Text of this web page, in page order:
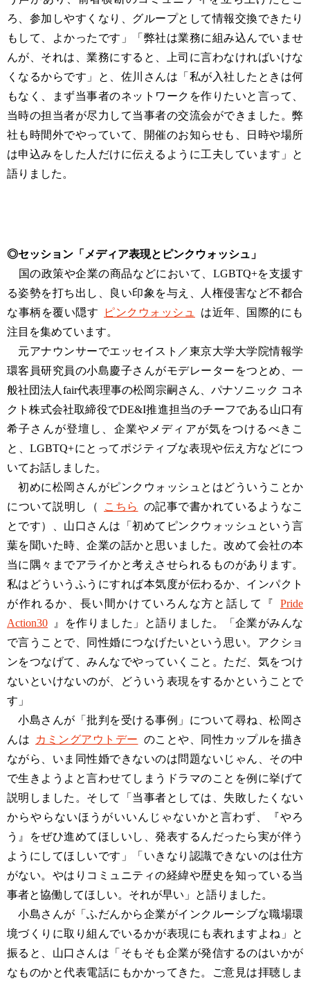
ろ、参加しやすくなり、グループとして情報交換できたり
もして、よかったです」「弊社は業務に組み込んでいませ
んが、それは、業務にすると、上司に言わなければいけな
くなるからです」と、佐川さんは「私が入社したときは何
もなく、まず当事者のネットワークを作りたいと言って、
当時の担当者が尽力して当事者の交流会ができました。弊
社も時間外でやっていて、開催のお知らせも、日時や場所
は申込みをした人だけに伝えるように工夫しています」と
語りました。
◎セッション「メディア表現とピンクウォッシュ」
国の政策や企業の商品などにおいて、LGBTQ+を支援す
る姿勢を打ち出し、良い印象を与え、人権侵害など不都合
な事柄を覆い隠す
ピンクウォッシュ
は近年、国際的にも
注目を集めています。
元アナウンサーでエッセイスト／東京大学大学院情報学
環客員研究員の小島慶子さんがモデレーターをつとめ、一
般社団法人fair代表理事の松岡宗嗣さん、パナソニック コネ
クト株式会社取締役でDE&I推進担当のチーフである山口有
希子さんが登壇し、企業やメディアが気をつけるべきこ
と、LGBTQ+にとってポジティブな表現や伝え方などにつ
いてお話しました。
初めに松岡さんがピンクウォッシュとはどういうことか
について説明し（
こちら
の記事で書かれているようなこ
とです）、山口さんは「初めてピンクウォッシュという言
葉を聞いた時、企業の話かと思いました。改めて会社の本
当に隅々までアライかと考えさせられるものがあります。
私はどういうふうにすれば本気度が伝わるか、インパクト
が作れるか、長い間かけていろんな方と話して『
Pride
Action30
』を作りました」と語りました。「企業がみんな
で言うことで、同性婚につなげたいという思い。アクショ
ンをつなげて、みんなでやっていくこと。ただ、気をつけ
ないといけないのが、どういう表現をするかということで
す」
小島さんが「批判を受ける事例」について尋ね、松岡さ
んは
カミングアウトデー のことや、同性カップルを描き
ながら、いま同性婚できないのは問題ないじゃん、その中
で生きようよと言わせてしまうドラマのことを例に挙げて
説明しました。そして「当事者としては、失敗したくない
からやらないほうがいいんじゃないかと言わず、『やろ
う』をぜひ進めてほしいし、発表するんだったら実が伴う
ようにしてほしいです」「いきなり認識できないのは仕方
がない。やはりコミュニティの経緯や歴史を知っている当
事者と協働してほしい。それが早い」と語りました。
小島さんが「ふだんから企業がインクルーシブな職場環
境づくりに取り組んでいるかが表現にも表れますよね」と
振ると、山口さんは「そもそも企業が発信するのはいかが
なものかと代表電話にもかかってきた。ご意見は拝聴しま